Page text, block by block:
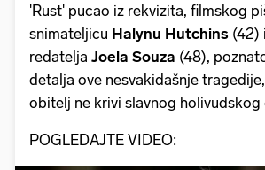
'Rust' pucao iz rekvizita, filmskog
snimateljicu Halynu Hutchins (42)
redatelja Joela Souza (48),
detalja ove nesvakidašnje
obitelj ne krivi slavnog holivudskog
POGLEDAJTE VIDEO: